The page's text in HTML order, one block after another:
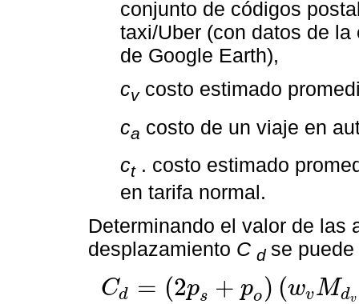
conjunto de códigos
taxi/Uber (con datos de
de Google Earth),
cvcosto estimado
ca costo de un viaje en
ct. costo estimado
en tarifa normal.
Determinando el valor de las
desplazamiento C d se
Cd = (2ps + po) (wvMdv
Cd=2p s+po wv Mdvc v+ waM nvca+ w M dtct